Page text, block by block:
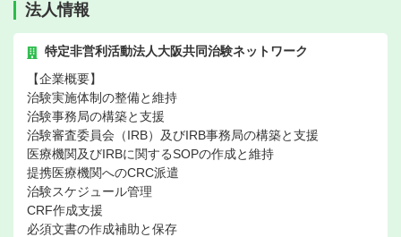
法人情報
特定非営利活動法人大阪共同治験ネットワーク
【企業概要】
治験実施体制の整備と維持
治験事務局の構築と支援
治験審査委員会（IRB）及びIRB事務局の構築と支援
医療機関及びIRBに関するSOPの作成と維持
提携医療機関へのCRC派遣
治験スケジュール管理
CRF作成支援
必須文書の作成補助と保存